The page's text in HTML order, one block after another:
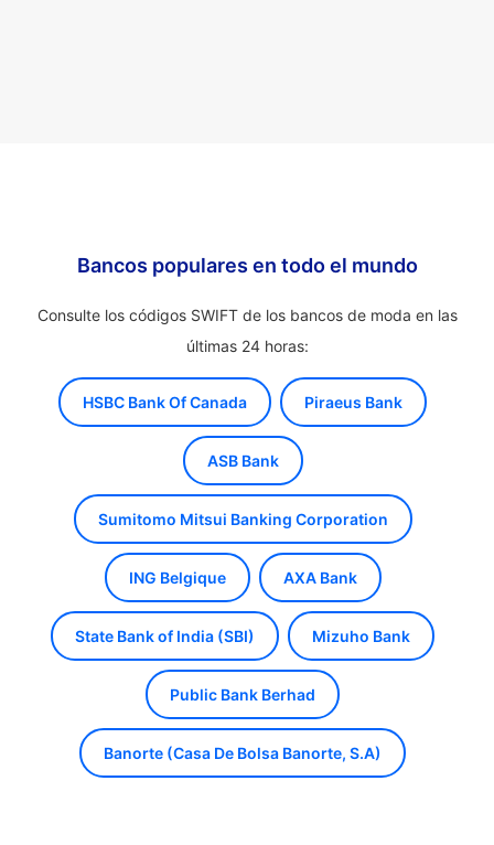
Bancos populares en todo el mundo
Consulte los códigos SWIFT de los bancos de moda en las
últimas 24 horas:
HSBC Bank Of Canada Piraeus Bank
ASB Bank
Sumitomo Mitsui Banking Corporation
ING Belgique AXA Bank
State Bank of India (SBI) Mizuho Bank
Public Bank Berhad
Banorte (Casa De Bolsa Banorte, S.A)